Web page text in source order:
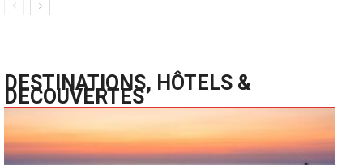
DESTINATIONS, HÔTELS &
DECOUVERTES